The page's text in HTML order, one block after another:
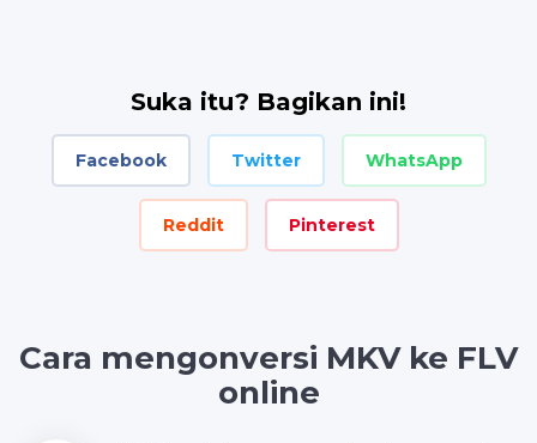
Suka itu? Bagikan ini!
Facebook Twitter WhatsApp
Reddit Pinterest
Cara mengonversi MKV ke FLV
online